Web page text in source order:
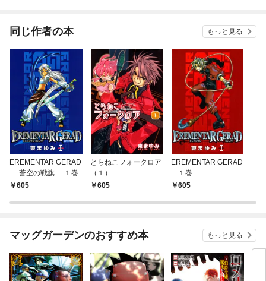
同じ作者の本 もっと見る
EREMENTAR GERAD
-蒼空の戦旗- １巻
605
とらねこフォークロア
（１）
605
EREMENTAR GERAD
１巻
605
マッグガーデンのおすすめ本 もっと見る